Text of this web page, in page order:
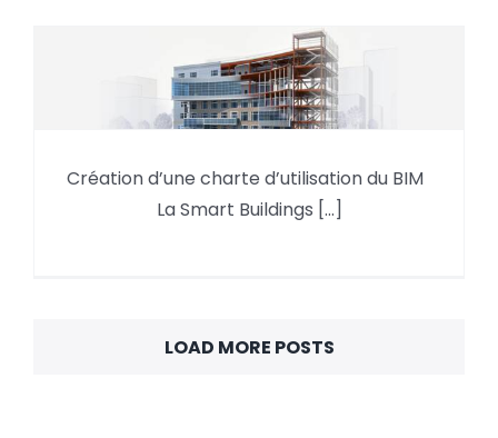
Création d’une charte
d’utilisation du BIM
Création d’une charte d’utilisation du BIM
La Smart Buildings [...]
LOAD MORE POSTS